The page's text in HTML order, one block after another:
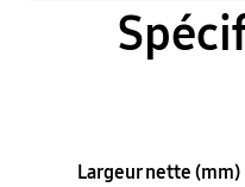
Largeur nette (mm)